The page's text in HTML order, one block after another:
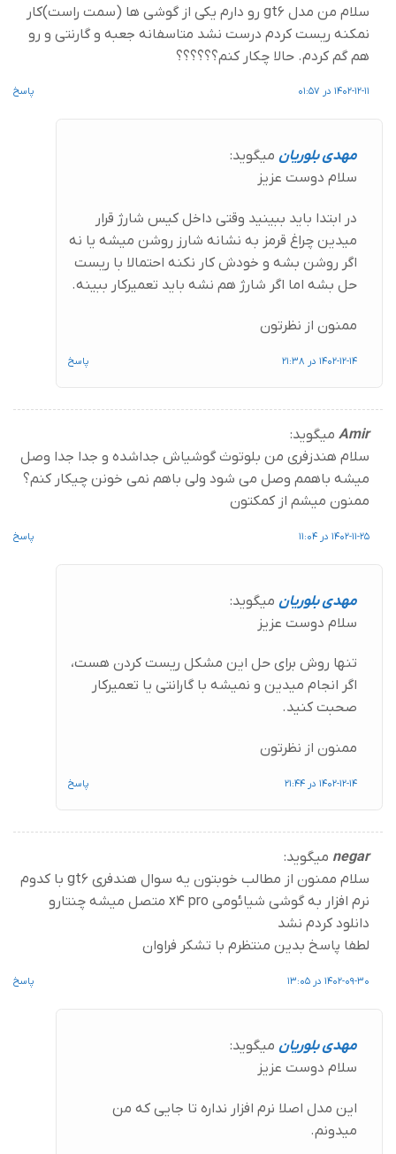
سلام من مدل gt6 رو دارم یکی از گوشی ها (سمت راست)کار
نمکنه ریست کردم درست نشد متاسفانه جعبه و گارنتی و رو
هم گم کردم. حالا چکار کنم؟؟؟؟؟؟
1402-12-11 در 01:57 پاسخ
مهدی بلوریان میگوید:
سلام دوست عزیز
در ابتدا باید ببینید وقتی داخل کیس شارژ قرار
میدین چراغ قرمز به نشانه شارز روشن میشه یا نه
اگر روشن بشه و خودش کار نکنه احتمالا با ریست
حل بشه اما اگر شارژ هم نشه باید تعمیرکار ببینه.
ممنون از نظرتون
1402-12-14 در 21:38 پاسخ
Amir میگوید:
سلام هندزفری من بلوتوث گوشیاش جداشده و جدا جدا وصل
میشه باهمم وصل می شود ولی باهم نمی خونن چیکار کنم؟
ممنون میشم از کمکتون
1402-11-25 در 11:04 پاسخ
مهدی بلوریان میگوید:
سلام دوست عزیز
تنها روش برای حل این مشکل ریست کردن هست،
اگر انجام میدین و نمیشه با گارانتی یا تعمیرکار
صحبت کنید.
ممنون از نظرتون
1402-12-14 در 21:44 پاسخ
negar میگوید:
سلام ممنون از مطالب خوبتون یه سوال هندفری gt6 با کدوم
نرم افزار به گوشی شیائومی x4 pro متصل میشه چنتارو
دانلود کردم نشد
لطفا پاسخ بدین منتظرم با تشکر فراوان
1402-09-30 در 13:05 پاسخ
مهدی بلوریان میگوید:
سلام دوست عزیز
این مدل اصلا نرم افزار نداره تا جایی که من
میدونم.